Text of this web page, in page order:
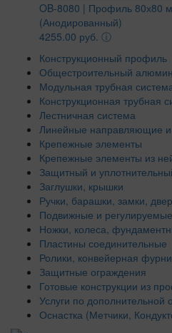
OB-8080 | Профиль 80х80
(Анодированный)
4255.00 руб. ⓘ
Конструкционный профиль
Общестроительный
Модульная трубная
Конструкционная трубная
Лестничная система
Линейные направляющие
Крепежные элементы
Крепежные элементы из
Защитный и
Заглушки, крышки
Ручки, барашки, замки,
Подвижные и
Ножки, колеса,
Пластины соединительные
Ролики, конвейерная
Защитные ограждения
Готовые конструкции из
Услуги по дополнительной
Оснастка (Метчики,